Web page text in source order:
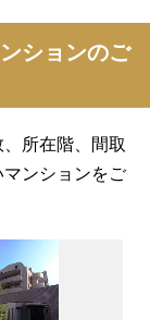
ションのご
所在階、間取
ンションをご